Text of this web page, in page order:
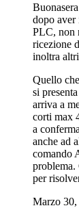
dopo aver
PLC, non
ricezione
inoltra
Quello
si
arriva a
corti max
a
anche ad
comando
problema.
per
Marzo 30,